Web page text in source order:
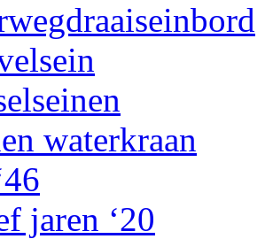
waterkraan
jaren ‘20